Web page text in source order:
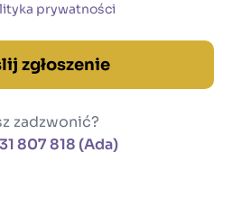
prywatności
zgłoszenie
zadzwonić?
807 818 (Ada)